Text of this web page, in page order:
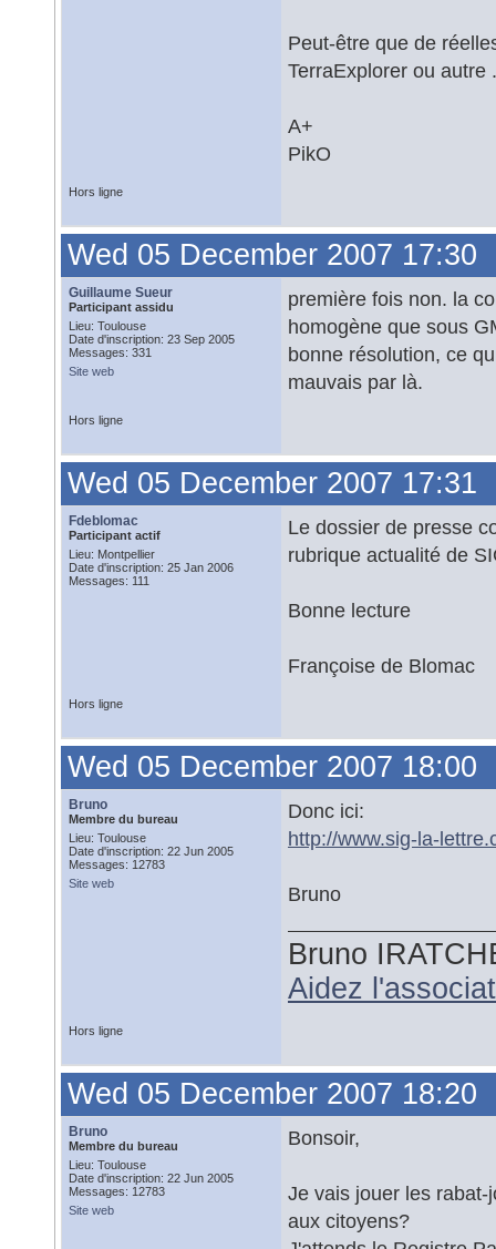
Peut-être que de
TerraExplorer ou autre
A+
PikO
Hors ligne
Wed 05 December 2007 17:30
Guillaume Sueur
Participant assidu
Lieu: Toulouse
Date d'inscription: 23 Sep 2005
Messages: 331
Site web
première fois non. la
homogène que sous
bonne résolution, ce
mauvais par là.
Hors ligne
Wed 05 December 2007 17:31
Fdeblomac
Participant actif
Lieu: Montpellier
Date d'inscription: 25 Jan 2006
Messages: 111
Le dossier de presse
rubrique actualité de
Bonne lecture
Françoise de Blomac
Hors ligne
Wed 05 December 2007 18:00
Bruno
Membre du bureau
Lieu: Toulouse
Date d'inscription: 22 Jun 2005
Messages: 12783
Site web
Donc ici:
http://www.sig-la-
Bruno
Bruno
Aidez
Hors ligne
Wed 05 December 2007 18:20
Bruno
Membre du bureau
Lieu: Toulouse
Date d'inscription: 22 Jun 2005
Messages: 12783
Site web
Bonsoir,
Je vais jouer les
aux citoyens?